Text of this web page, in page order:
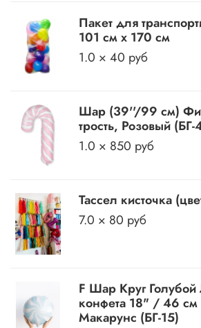
Пакет для
101 см х 170 см
1.0 × 40 руб
Шар (39''/99 см)
трость, Розовый (БГ-
1.0 × 850 руб
Тассел кисточка
7.0 × 80 руб
F Шар Круг
конфета 18" / 46 см
Макарунс (БГ-15)